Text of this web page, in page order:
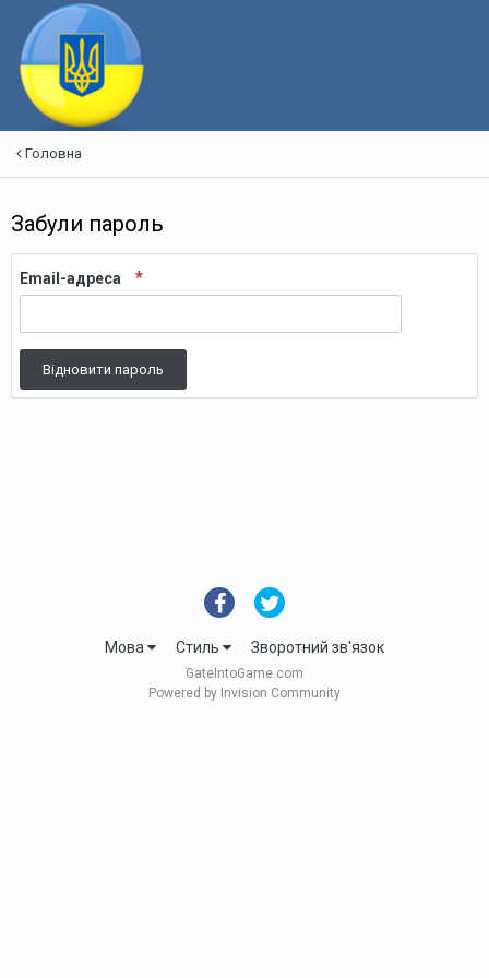
Головна
Забули пароль
Email-адреса
Відновити пароль
Мова Стиль Зворотний зв'язок
GateIntoGame.com
Powered by Invision Community